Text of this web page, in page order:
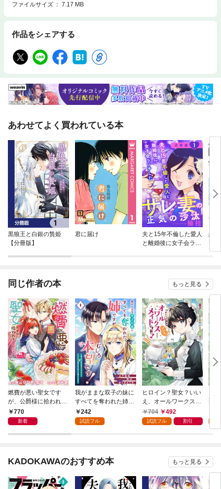
ファイルサイズ
7.17 MB
作品をシェアする
あわせてよく買われている本
黒狼王と白銀の贄姫
【分冊版】
君に届け
夫と15年不倫した愛人
と離婚後に女子会ラン
終
て
同じ作者の本 もっと見る
燃費が悪い聖女です
が、公爵様に拾われて
幸せです！（ごはん的
に♪）（コミック） 1
770
新着
我がままな双子の妹に
すべてを奪われた姉で
すが、むしろ本望で
す！～第二の人生は愛
242
試読フル
ヒロイン？聖女？いい
え、オールワークスメ
イドです（誇）！@C
OMIC 第1巻
704 492
試読フル 割引
聖
（
話
KADOKAWAのおすすめ本 もっと見る